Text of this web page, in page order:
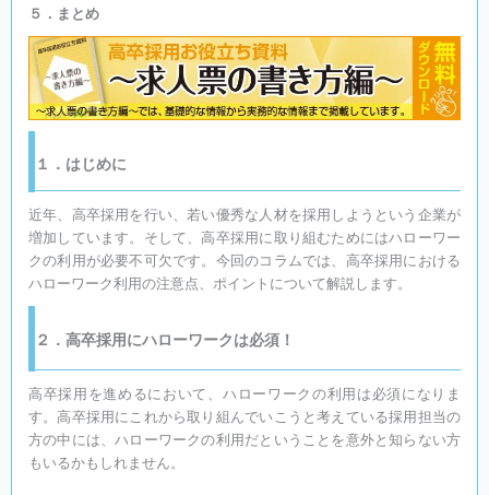
５．まとめ
１．はじめに
近年、高卒採用を行い、若い優秀な人材を採用しようという企業が
増加しています。そして、高卒採用に取り組むためにはハローワー
クの利用が必要不可欠です。今回のコラムでは、高卒採用における
ハローワーク利用の注意点、ポイントについて解説します。
２．高卒採用にハローワークは必須！
高卒採用を進めるにおいて、ハローワークの利用は必須になりま
す。高卒採用にこれから取り組んでいこうと考えている採用担当の
方の中には、ハローワークの利用だということを意外と知らない方
もいるかもしれません。